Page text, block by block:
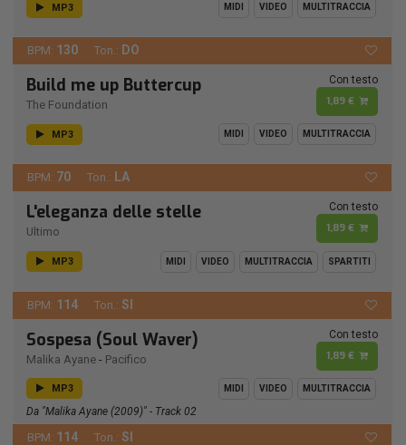
MP3 MIDI VIDEO MULTITRACCIA
BPM: 130 Ton.: DO
Build me up Buttercup
The Foundation
Con testo
1,89 €
MP3 MIDI VIDEO MULTITRACCIA
BPM: 70 Ton.: LA
L'eleganza delle stelle
Ultimo
Con testo
1,89 €
MP3 MIDI VIDEO MULTITRACCIA SPARTITI
BPM: 114 Ton.: SI
Sospesa (Soul Waver)
Malika Ayane - Pacifico
Con testo
1,89 €
MP3 MIDI VIDEO MULTITRACCIA
Da "Malika Ayane (2009)" - Track 02
BPM: 114 Ton.: SI